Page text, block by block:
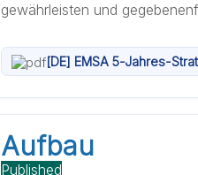
gewährleisten und
[DE] EMSA 5-Jahres-
Aufbau
Published